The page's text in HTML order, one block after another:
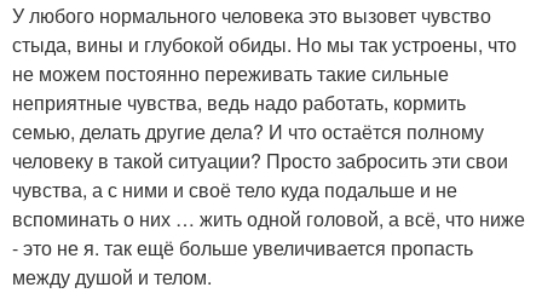
У любого нормального человека это вызовет чувство
стыда, вины и глубокой обиды. Но мы так устроены, что
не можем постоянно переживать такие сильные
неприятные чувства, ведь надо работать, кормить
семью, делать другие дела? И что остаётся полному
человеку в такой ситуации? Просто забросить эти свои
чувства, а с ними и своё тело куда подальше и не
вспоминать о них … жить одной головой, а всё, что ниже
- это не я. так ещё больше увеличивается пропасть
между душой и телом.